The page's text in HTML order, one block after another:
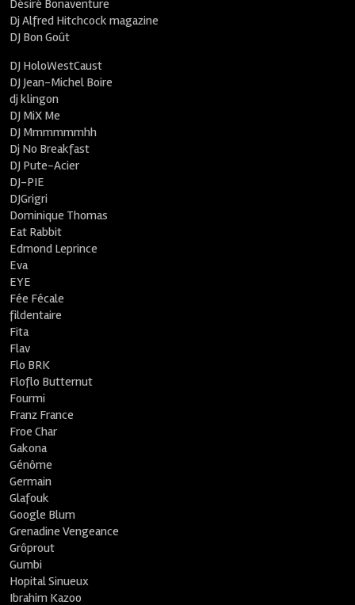
Désiré Bonaventure
Dj Alfred Hitchcock magazine
DJ Bon Goût
DJ HoloWestCaust
DJ Jean-Michel Boire
dj klingon
DJ MiX Me
DJ Mmmmmmhh
Dj No Breakfast
DJ Pute-Acier
DJ-PIE
DJGrigri
Dominique Thomas
Eat Rabbit
Edmond Leprince
Eva
EYE
Fée Fécale
fildentaire
Fita
Flav
Flo BRK
Floflo Butternut
Fourmi
Franz France
Froe Char
Gakona
Génôme
Germain
Glafouk
Google Blum
Grenadine Vengeance
Grôprout
Gumbi
Hopital Sinueux
Ibrahim Kazoo